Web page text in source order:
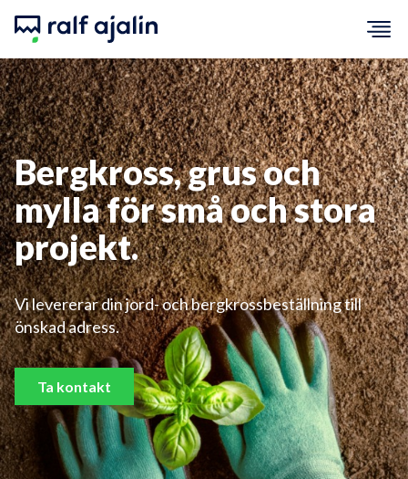
Bergkross, grus och
mylla för små och stora
projekt.
Vi levererar din jord- och bergkrossbeställning till
önskad adress.
Ta kontakt